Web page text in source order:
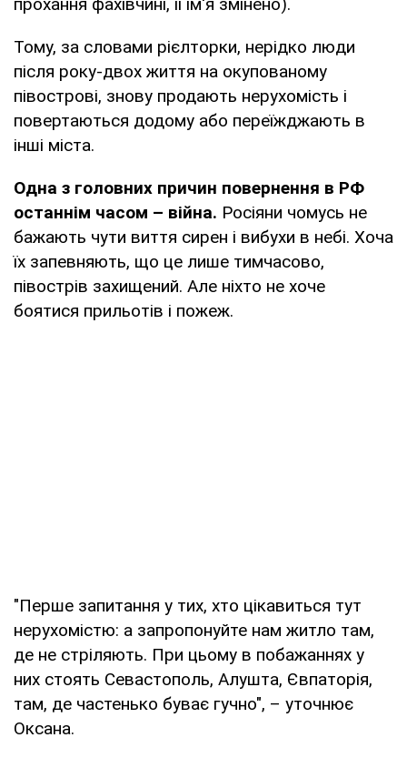
Тому, за словами рієлторки, нерідко люди
після року-двох життя на окупованому
півострові, знову продають нерухомість і
повертаються додому або переїжджають в
інші міста.
Одна з головних причин повернення в РФ
останнім часом – війна. Росіяни чомусь не
бажають чути виття сирен і вибухи в небі. Хоча
їх запевняють, що це лише тимчасово,
півострів захищений. Але ніхто не хоче
боятися прильотів і пожеж.
"Перше запитання у тих, хто цікавиться тут
нерухомістю: а запропонуйте нам житло там,
де не стріляють. При цьому в побажаннях у
них стоять Севастополь, Алушта, Євпаторія,
там, де частенько буває гучно", – уточнює
Оксана.